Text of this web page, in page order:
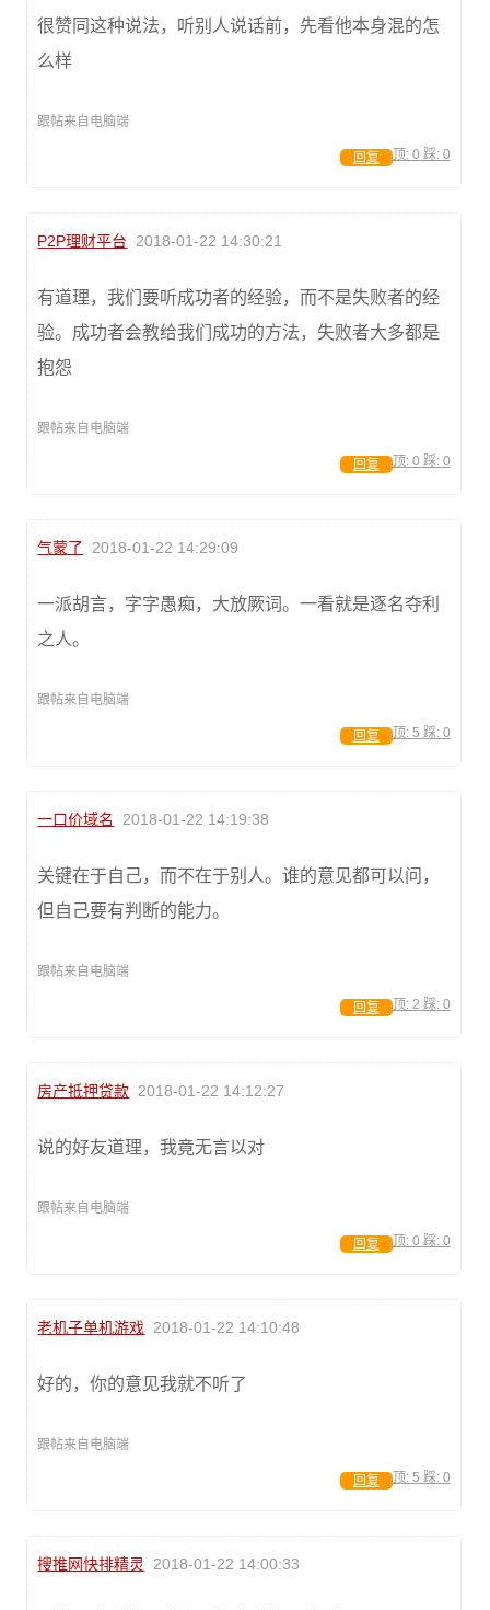
很赞同这种说法，听别人说话前，先看他本身混的怎
么样
跟帖来自电脑端
顶: 0 踩: 0
回复
P2P理财平台 2018-01-22 14:30:21
有道理，我们要听成功者的经验，而不是失败者的经
验。成功者会教给我们成功的方法，失败者大多都是
抱怨
跟帖来自电脑端
顶: 0 踩: 0
回复
气蒙了 2018-01-22 14:29:09
一派胡言，字字愚痴，大放厥词。一看就是逐名夺利
之人。
跟帖来自电脑端
顶: 5 踩: 0
回复
一口价域名 2018-01-22 14:19:38
关键在于自己，而不在于别人。谁的意见都可以问，
但自己要有判断的能力。
跟帖来自电脑端
顶: 2 踩: 0
回复
房产抵押贷款 2018-01-22 14:12:27
说的好友道理，我竟无言以对
跟帖来自电脑端
顶: 0 踩: 0
回复
老机子单机游戏 2018-01-22 14:10:48
好的，你的意见我就不听了
跟帖来自电脑端
顶: 5 踩: 0
回复
搜推网快排精灵 2018-01-22 14:00:33